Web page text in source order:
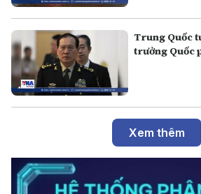
Trung Quốc
trưởng Quốc
Xem thêm